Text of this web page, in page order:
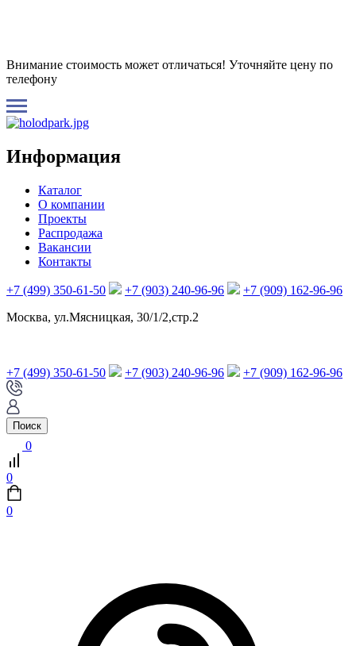
Внимание стоимость может отличаться! Уточняйте цену по
телефону
Информация
Каталог
О компании
Проекты
Распродажа
Вакансии
Контакты
+7 (499) 350-61-50 +7 (903) 240-96-96
+7 (909) 162-96-96
Москва, ул.Мясницкая, 30/1/2,стр.2
+7 (499) 350-61-50 +7 (903) 240-96-96 +7 (909) 162-96-96
Поиск
0
0
0